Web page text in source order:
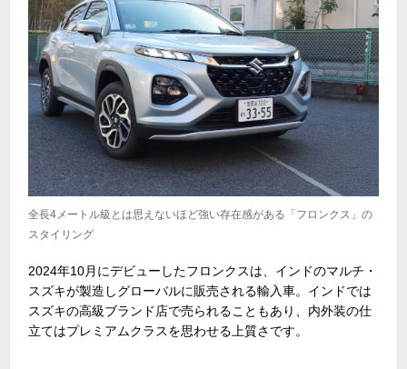
全長4メートル級とは思えないほど強い存在感がある「フロンクス」の
スタイリング
2024年10月にデビューしたフロンクスは、インドのマルチ・
スズキが製造しグローバルに販売される輸入車。インドでは
スズキの高級ブランド店で売られることもあり、内外装の仕
立てはプレミアムクラスを思わせる上質さです。